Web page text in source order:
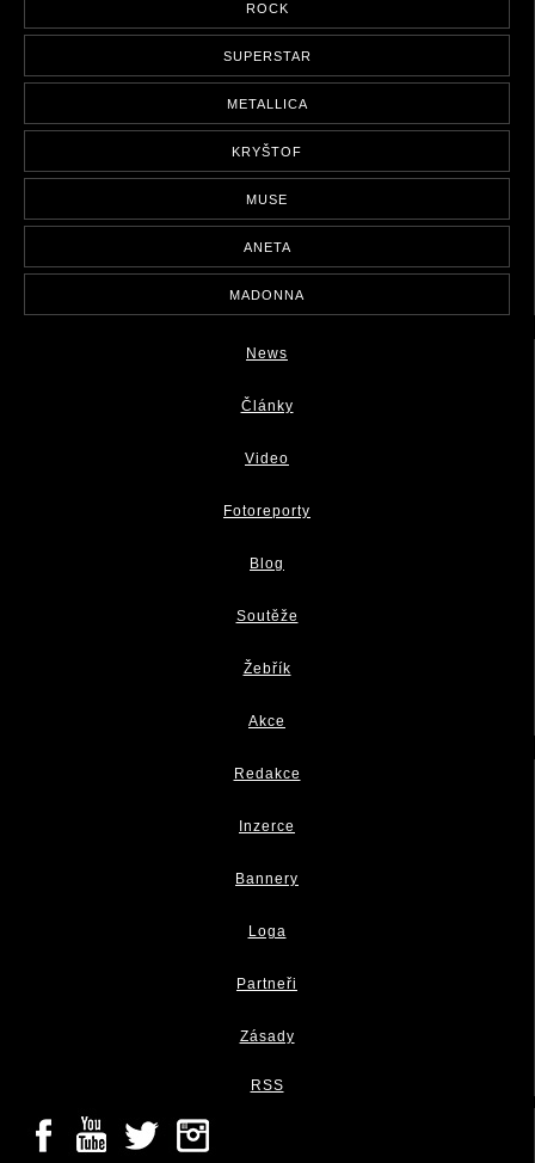
ROCK
SUPERSTAR
METALLICA
KRYŠTOF
MUSE
ANETA
MADONNA
News
Články
Video
Fotoreporty
Blog
Soutěže
Žebřík
Akce
Redakce
Inzerce
Bannery
Loga
Partneři
Zásady
RSS